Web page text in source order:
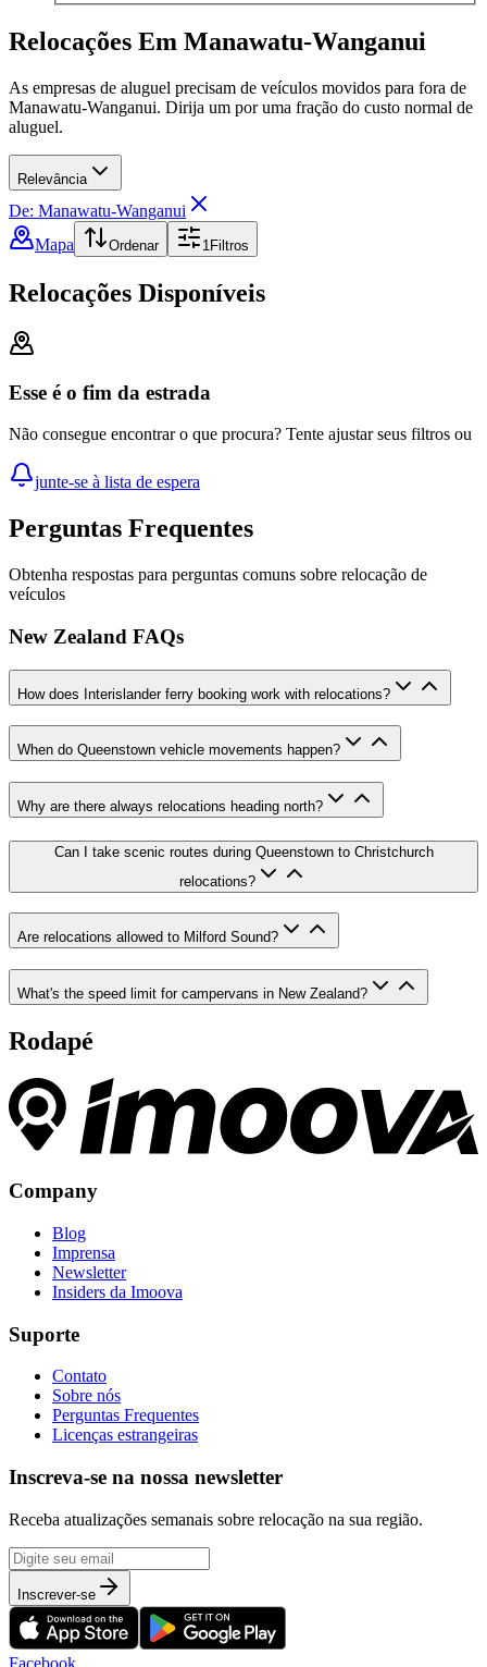
Relocações Em Manawatu-Wanganui
As empresas de aluguel precisam de veículos movidos para fora de
Manawatu-Wanganui. Dirija um por uma fração do custo normal de
aluguel.
Relevância
De: Manawatu-Wanganui
Mapa
Ordenar 1Filtros
Relocações Disponíveis
Esse é o fim da estrada
Não consegue encontrar o que procura? Tente ajustar seus filtros ou
junte-se à lista de espera
Perguntas Frequentes
Obtenha respostas para perguntas comuns sobre relocação de
veículos
New Zealand FAQs
How does Interislander ferry booking work with relocations?
When do Queenstown vehicle movements happen?
Why are there always relocations heading north?
Can I take scenic routes during Queenstown to Christchurch
relocations?
Are relocations allowed to Milford Sound?
What's the speed limit for campervans in New Zealand?
Rodapé
Company
Blog
Imprensa
Newsletter
Insiders da Imoova
Suporte
Contato
Sobre nós
Perguntas Frequentes
Licenças estrangeiras
Inscreva-se na nossa newsletter
Receba atualizações semanais sobre relocação na sua região.
Inscrever-se
Facebook